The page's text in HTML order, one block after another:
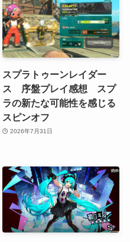
スプラトゥーンレイダー
ス 序盤プレイ感想 スプ
ラの新たな可能性を感じる
スピンオフ
2026年7月31日